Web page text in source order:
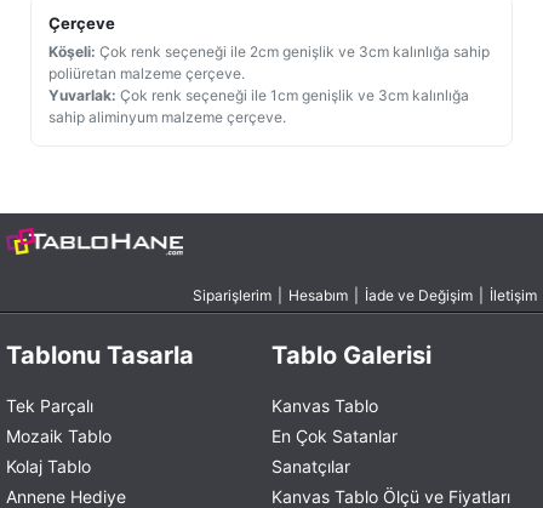
Çerçeve
Köşeli: Çok renk seçeneği ile 2cm genişlik ve 3cm kalınlığa sahip
poliüretan malzeme çerçeve.
Yuvarlak: Çok renk seçeneği ile 1cm genişlik ve 3cm kalınlığa
sahip aliminyum malzeme çerçeve.
Siparişlerim Hesabım İade ve Değişim İletişim
Tablonu Tasarla
Tek Parçalı
Mozaik Tablo
Kolaj Tablo
Annene Hediye
Tablo Galerisi
Kanvas Tablo
En Çok Satanlar
Sanatçılar
Kanvas Tablo Ölçü ve Fiyatları